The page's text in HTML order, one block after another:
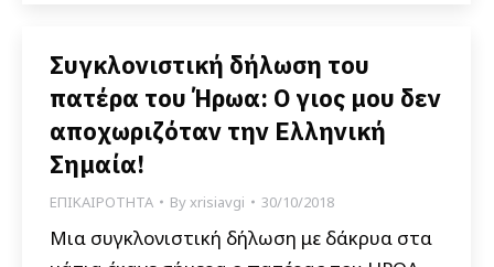
Συγκλονιστική δήλωση του
πατέρα του Ήρωα: Ο γιος μου δεν
αποχωριζόταν την Ελληνική
Σημαία!
ΕΠΙΚΑΙΡΟΤΗΤΑ Byxrisiavgi 30/10/2018
Μια συγκλονιστική δήλωση με δάκρυα στα